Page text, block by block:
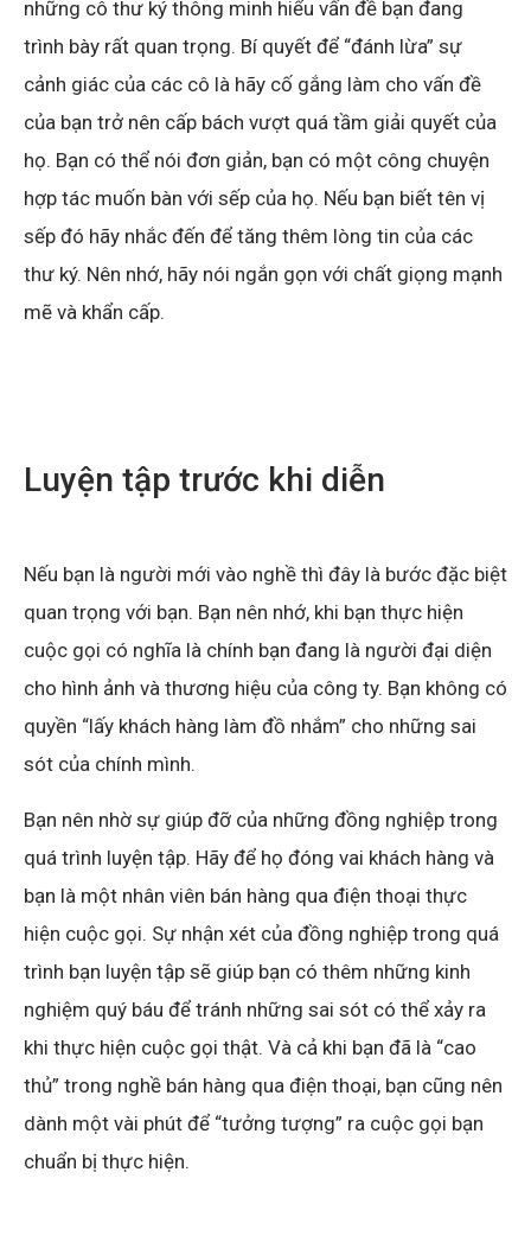
những cô thư ký thông minh hiểu vấn đề bạn đang
trình bày rất quan trọng. Bí quyết để “đánh lừa” sự
cảnh giác của các cô là hãy cố gắng làm cho vấn đề
của bạn trở nên cấp bách vượt quá tầm giải quyết của
họ. Bạn có thể nói đơn giản, bạn có một công chuyện
hợp tác muốn bàn với sếp của họ. Nếu bạn biết tên vị
sếp đó hãy nhắc đến để tăng thêm lòng tin của các
thư ký. Nên nhớ, hãy nói ngắn gọn với chất giọng mạnh
mẽ và khẩn cấp.
Luyện tập trước khi diễn
Nếu bạn là người mới vào nghề thì đây là bước đặc biệt
quan trọng với bạn. Bạn nên nhớ, khi bạn thực hiện
cuộc gọi có nghĩa là chính bạn đang là người đại diện
cho hình ảnh và thương hiệu của công ty. Bạn không có
quyền “lấy khách hàng làm đồ nhắm” cho những sai
sót của chính mình.
Bạn nên nhờ sự giúp đỡ của những đồng nghiệp trong
quá trình luyện tập. Hãy để họ đóng vai khách hàng và
bạn là một nhân viên bán hàng qua điện thoại thực
hiện cuộc gọi. Sự nhận xét của đồng nghiệp trong quá
trình bạn luyện tập sẽ giúp bạn có thêm những kinh
nghiệm quý báu để tránh những sai sót có thể xảy ra
khi thực hiện cuộc gọi thật. Và cả khi bạn đã là “cao
thủ” trong nghề bán hàng qua điện thoại, bạn cũng nên
dành một vài phút để “tưởng tượng” ra cuộc gọi bạn
chuẩn bị thực hiện.